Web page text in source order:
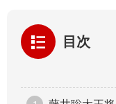
目次